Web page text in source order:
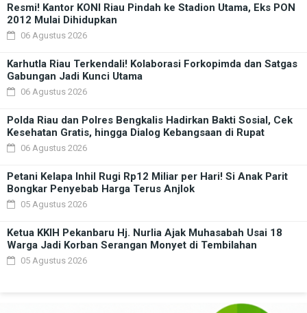
Resmi! Kantor KONI Riau Pindah ke Stadion Utama, Eks PON
2012 Mulai Dihidupkan
06 Agustus 2026
Karhutla Riau Terkendali! Kolaborasi Forkopimda dan Satgas
Gabungan Jadi Kunci Utama
06 Agustus 2026
Polda Riau dan Polres Bengkalis Hadirkan Bakti Sosial, Cek
Kesehatan Gratis, hingga Dialog Kebangsaan di Rupat
06 Agustus 2026
Petani Kelapa Inhil Rugi Rp12 Miliar per Hari! Si Anak Parit
Bongkar Penyebab Harga Terus Anjlok
05 Agustus 2026
Ketua KKIH Pekanbaru Hj. Nurlia Ajak Muhasabah Usai 18
Warga Jadi Korban Serangan Monyet di Tembilahan
05 Agustus 2026